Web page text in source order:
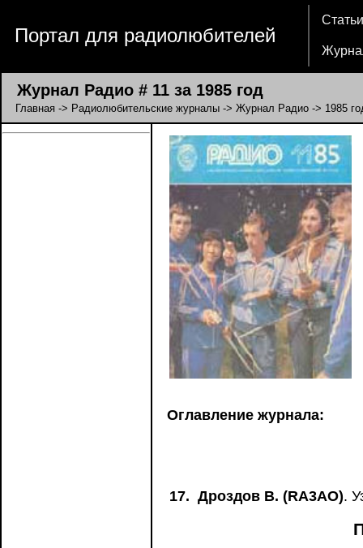
Портал для радиолюбителей
Статьи
Журнал Радио # 11 за 1985 год
Главная -> Радиолюбительские журналы -> Журнал Радио -> 1985
Оглавление журнала:
17. Дроздов В. (RA3AO).